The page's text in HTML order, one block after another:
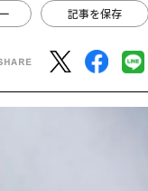
記事を保存